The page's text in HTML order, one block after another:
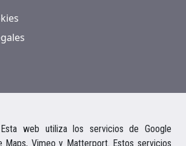
web utiliza los servicios de Google
Maps, Vimeo y Matterport. Estos servicios